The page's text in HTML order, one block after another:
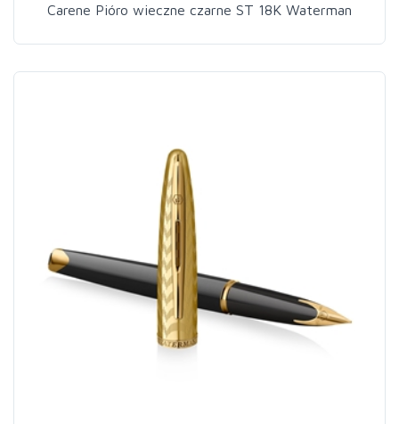
Carene Pióro wieczne czarne ST 18K Waterman